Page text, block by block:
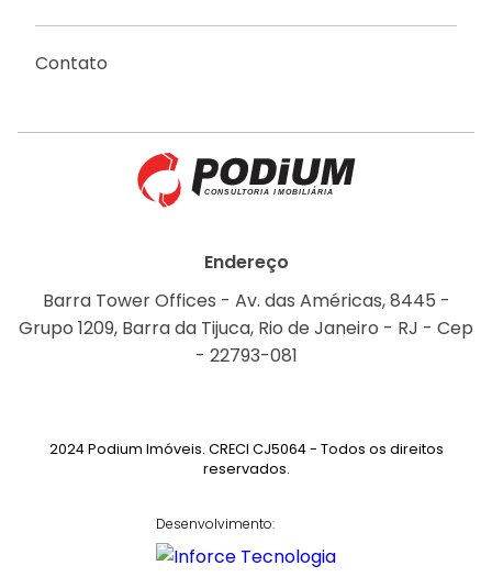
Contato
Endereço
Barra Tower Offices - Av. das Américas, 8445 -
Grupo 1209, Barra da Tijuca, Rio de Janeiro - RJ - Cep
- 22793-081
2024 Podium Imóveis. CRECI CJ5064 - Todos os direitos
reservados.
Desenvolvimento: